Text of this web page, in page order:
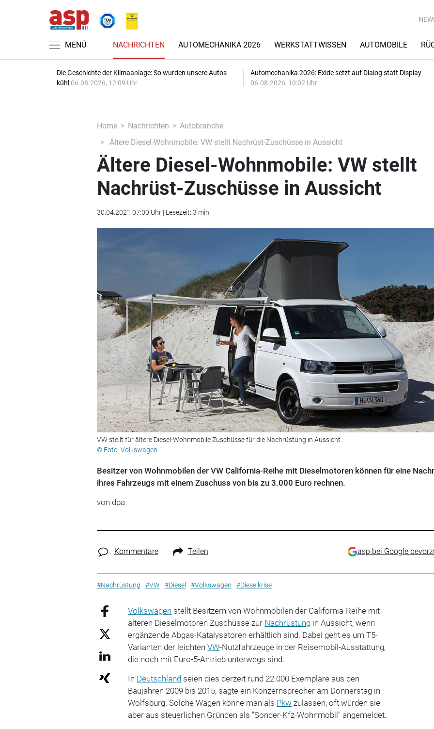
MENÜ NACHRICHTEN AUTOMECHANIKA 2026 WERKSTATTWISSEN AUTOMOBILE
Die Geschichte der Klimaanlage: So wurden unsere Autos
kühl 06.08.2026, 12:09 Uhr
Automechanika 2026: Exide setzt auf Dialog statt Display
06.08.2026, 10:02 Uhr
Home Nachrichten
Autobranche
Ältere Diesel-Wohnmobile: VW stellt Nachrüst-Zuschüsse in Aussicht
Ältere Diesel-Wohnmobile: VW stellt
Nachrüst-Zuschüsse in Aussicht
30.04.2021 07:00 Uhr | Lesezeit: 3 min
VW stellt für ältere Diesel-Wohnmobile Zuschüsse für die Nachrüstung in Aussicht.
© Foto: Volkswagen
Besitzer von Wohnmobilen der VW California-Reihe mit Dieselmotoren können für eine
ihres Fahrzeugs mit einem Zuschuss von bis zu 3.000 Euro rechnen.
von dpa
Kommentare Teilen asp bei Google
#Nachrüstung #VW #Diesel #Volkswagen #Dieselkrise
Volkswagen stellt Besitzern von Wohnmobilen der California-Reihe mit
älteren Dieselmotoren Zuschüsse zur Nachrüstung in Aussicht, wenn
ergänzende Abgas-Katalysatoren erhältlich sind. Dabei geht es um T5-
Varianten der leichtenVW-Nutzfahrzeuge in der Reisemobil-Ausstattung,
die noch mit Euro-5-Antrieb unterwegs sind.
In Deutschland seien dies derzeit rund 22.000 Exemplare aus den
Baujahren 2009 bis 2015, sagte ein Konzernsprecher am Donnerstag in
Wolfsburg. Solche Wagen könne man als Pkw zulassen, oft würden sie
aber aus steuerlichen Gründen als "Sonder-Kfz-Wohnmobil" angemeldet.